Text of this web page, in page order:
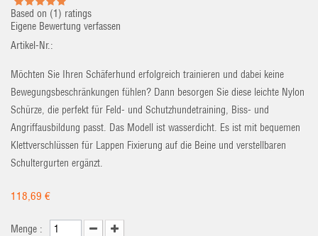
Based on (1) ratings
Eigene Bewertung verfassen
Artikel-Nr.:
Möchten Sie Ihren Schäferhund erfolgreich trainieren und dabei keine
Bewegungsbeschränkungen fühlen? Dann besorgen Sie diese leichte Nylon
Schürze, die perfekt für Feld- und Schutzhundetraining, Biss- und
Angriffausbildung passt. Das Modell ist wasserdicht. Es ist mit bequemen
Klettverschlüssen für Lappen Fixierung auf die Beine und verstellbaren
Schultergurten ergänzt.
118,69 €
Menge :